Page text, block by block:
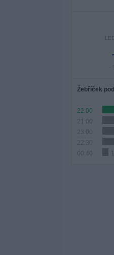
-
Žebříček
22:00
21:00
23:00
22:30